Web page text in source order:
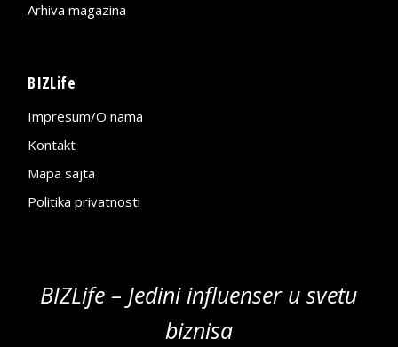
Arhiva magazina
BIZLife
Impresum/O nama
Kontakt
Mapa sajta
Politika privatnosti
BIZLife – Jedini influenser u svetu
biznisa